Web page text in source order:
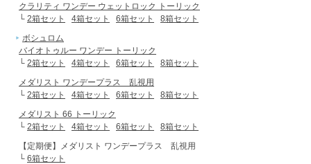
クラリティ ワンデー ウェットロック トーリック
└ 2箱セット 4箱セット 6箱セット
8箱セット
ボシュロム
バイオトゥルー ワンデー トーリック
└ 2箱セット 4箱セット 6箱セット
8箱セット
メダリスト ワンデープラス 乱視用
└ 2箱セット 4箱セット 6箱セット
8箱セット
メダリスト 66 トーリック
└ 2箱セット 4箱セット 6箱セット
8箱セット
【定期便】メダリスト ワンデープラス 乱視用
└ 6箱セット